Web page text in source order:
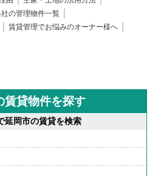
社の管理物件一覧
賃貸管理でお悩みのオーナー様へ
賃貸物件を探す
延岡市の賃貸を検索